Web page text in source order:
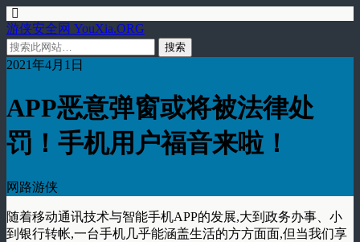
游侠安全网 YouXia.ORG
2021年4月1日
APP恶意弹窗或将被法律处
罚！手机用户福音来啦！
网路游侠
随着移动通讯技术与智能手机APP的发展,大到政务办事、小
到银行转帐,一台手机几乎能涵盖生活的方方面面,但当我们享